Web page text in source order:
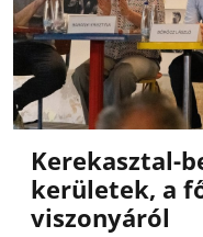
Kerekasztal-
kerületek, a
viszonyáról